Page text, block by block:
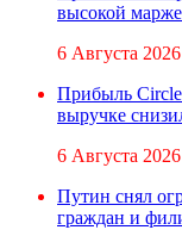
высокой
6 Августа 2026
Прибыль
выручке
6 Августа 2026
Путин снял
граждан и